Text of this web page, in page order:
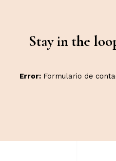
Stay in the
Error: Formulario de